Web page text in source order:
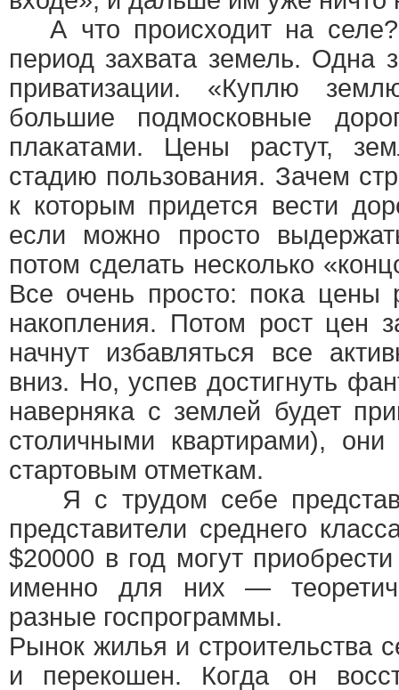
А что происходит на
период захвата земель. Одна
приватизации. «Куплю
большие подмосковные
плакатами. Цены растут,
стадию пользования. Зачем
к которым придется вести
если можно просто
потом сделать несколько
Все очень просто: пока цены
накопления. Потом рост цен
начнут избавляться все
вниз. Но, успев достигнуть
наверняка с землей будет
столичными квартирами),
стартовым отметкам.
Я с трудом себе
представители среднего
$20000 в год могут
именно для них —
разные госпрограммы.
Рынок жилья и строительства
и перекошен. Когда он